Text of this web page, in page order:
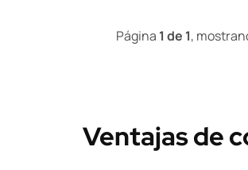
Página 1 de 1,
Ventajas de